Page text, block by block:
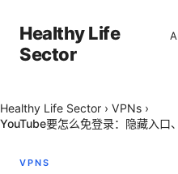
Healthy Life
Sector
Healthy Life Sector › VPNs ›
YouTube要怎么免登录：隐藏入口
VPNS